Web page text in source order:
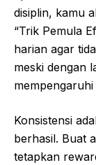
disiplin, kamu
“Trik Pemula
harian agar
meski dengan
Konsistensi
berhasil. Buat
tetapkan